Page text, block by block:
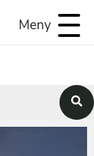
Meny